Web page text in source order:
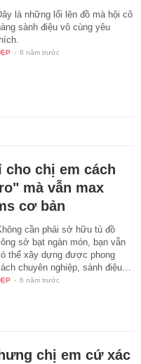
là những lối lên đồ mà hội cô
sành điệu vô cùng yêu
- 6 năm trước
cho chị em cách
mà vẫn max
cơ bản
cần phải sở hữu tủ đồ
sở bạt ngàn món, bạn vẫn
thể xây dựng được phong
chuyên nghiệp, sành điệu…
- 6 năm trước
chị em cứ xác